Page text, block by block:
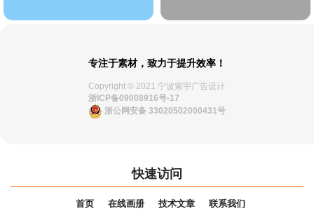
专注于素材，致力于提升效率！
Copyright © 2021 宁波紫宇广告设计
浙ICP备09008916号-17
浙公网安备 33020502000431号
快速访问
首页 在线画册 技术文章 联系我们